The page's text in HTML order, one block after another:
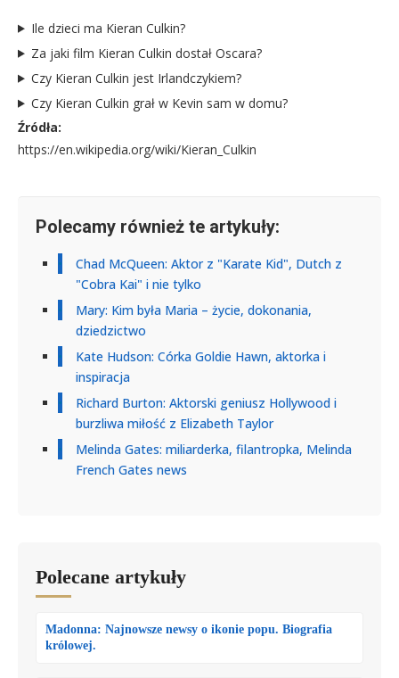
Ile dzieci ma Kieran Culkin?
Za jaki film Kieran Culkin dostał Oscara?
Czy Kieran Culkin jest Irlandczykiem?
Czy Kieran Culkin grał w Kevin sam w domu?
Źródła:
https://en.wikipedia.org/wiki/Kieran_Culkin
Polecamy również te artykuły:
Chad McQueen: Aktor z "Karate Kid", Dutch z
"Cobra Kai" i nie tylko
Mary: Kim była Maria – życie, dokonania,
dziedzictwo
Kate Hudson: Córka Goldie Hawn, aktorka i
inspiracja
Richard Burton: Aktorski geniusz Hollywood i
burzliwa miłość z Elizabeth Taylor
Melinda Gates: miliarderka, filantropka, Melinda
French Gates news
Polecane artykuły
Madonna: Najnowsze newsy o ikonie popu. Biografia
królowej.